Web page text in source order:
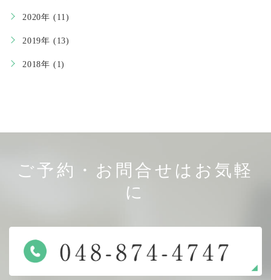
2020年 (11)
2019年 (13)
2018年 (1)
ご予約・お問合せはお気軽
に